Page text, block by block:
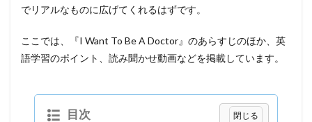
でリアルなものに広げてくれるはずです。
ここでは、『I Want To Be A Doctor』のあらすじのほか、英
語学習のポイント、読み聞かせ動画などを掲載しています。
目次